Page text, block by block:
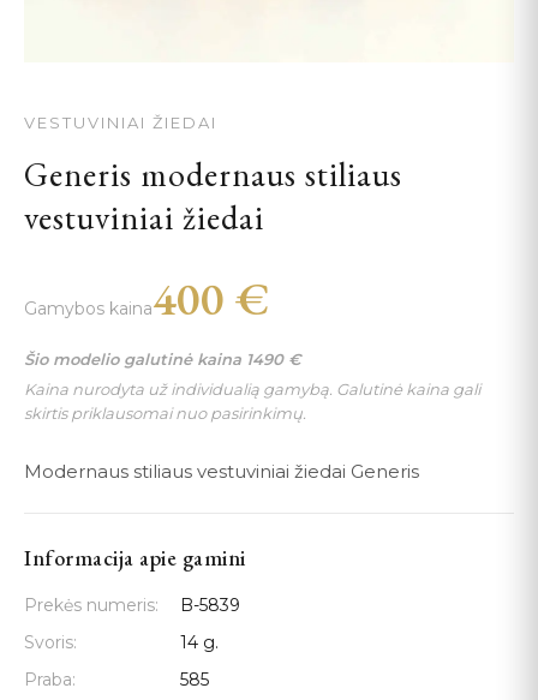
VESTUVINIAI ŽIEDAI
Generis modernaus stiliaus
vestuviniai žiedai
Gamybos kaina400 €
Šio modelio galutinė kaina 1490 €
Kaina nurodyta už individualią gamybą. Galutinė kaina gali
skirtis priklausomai nuo pasirinkimų.
Modernaus stiliaus vestuviniai žiedai Generis
Informacija apie gamini
Prekės numeris:
B-5839
Svoris:
14 g.
Praba:
585